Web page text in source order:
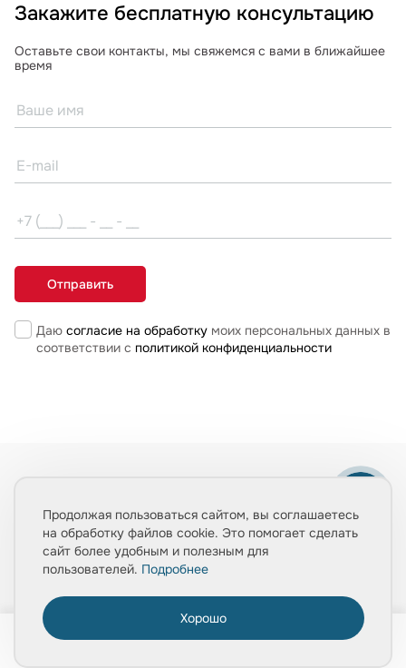
Закажите бесплатную консультацию
Оставьте свои контакты, мы свяжемся с вами в ближайшее
время
Даю согласие на обработкумоих персональных данных в
соответствии с политикой конфиденциальности
Телефоны
Продолжая пользоваться сайтом, вы соглашаетесь
на обработку файлов cookie. Это помогает сделать
сайт более удобным и полезным для
пользователей. Подробнее
Хорошо